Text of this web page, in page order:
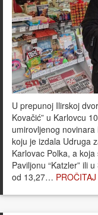
U prepunoj Ilirskoj
Kovačić” u Karlovcu
umirovljenog novinara
koju je izdala Udruga
Karlovac Polka, a
Paviljonu “Katzler” ili
od 13,27…